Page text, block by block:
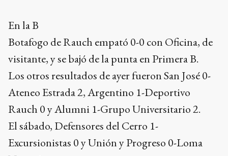
En la B
Botafogo de Rauch empató 0-0 con Oficina, de
visitante, y se bajó de la punta en Primera B.
Los otros resultados de ayer fueron San José 0-
Ateneo Estrada 2, Argentino 1-Deportivo
Rauch 0 y Alumni 1-Grupo Universitario 2.
El sábado, Defensores del Cerro 1-
Excursionistas 0 y Unión y Progreso 0-Loma